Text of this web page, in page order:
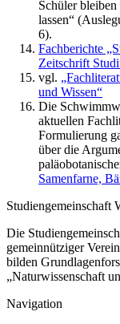
Schüler
lassen“
6).
Fachberichte
Zeitschrift
vgl.
und Wissen“
Die
aktuellen
Formulierung
über die
Samenfarne,
Studiengemeinschaft
Die
gemeinnütziger
bilden
„Naturwissenschaft
Navigation